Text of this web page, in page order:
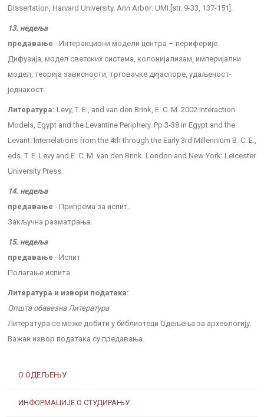
О ОДЕЉЕЊУ
ИНФОРМАЦИЈЕ О СТУДИРАЊУ
Dissertation, Harvard University. Ann Arbor: UMI.[str. 9-33, 137-151].
13. недеља
предавање - Интеракциони модели центра – периферије.
Дифузија, модел светских система, колонијализам, империјални
модел, теорија зависности, трговачке дијаспоре, удаљеност-
једнакост.
Литература: Levy, T. E., and van den Brink, E. C. M. 2002 Interaction
Models, Egypt and the Levantine Periphery. Pp 3-38 in Egypt and the
Levant: Interrelations from the 4th through the Early 3rd Millennium B. C. E.,
eds. T. E. Levy and E. C. M. van den Brink. London and New York: Leicester
University Press.
14. недеља
предавање - Припрема за испит.
Закључна разматрања.
15. недеља
предавање - Испит
Полагање испита.
Литература и извори података:
Општа обавезна Литература
Литература се може добити у библиотеци Одељења за археологију.
Важан извор података су предавања.